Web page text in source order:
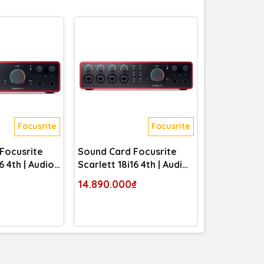
Focusrite
4th | Audio
Focusrite
Sound Card Focusrite
Scarlett 18i16 4th | Audio
14.890.000₫